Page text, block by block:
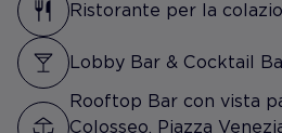
Ristorante per la
Lobby Bar & Cocktail
Rooftop Bar con vista
Colosseo, Piazza